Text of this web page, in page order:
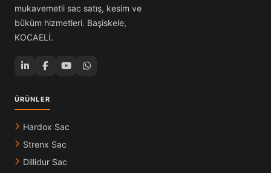
mukavemetli sac satış, kesim ve
büküm hizmetleri. Başiskele,
KOCAELİ.
ÜRÜNLER
Hardox Sac
Strenx Sac
Dillidur Sac